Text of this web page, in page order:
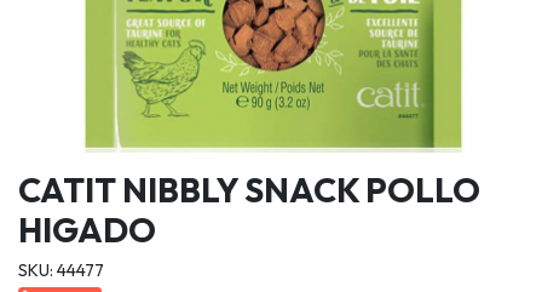
CATIT NIBBLY SNACK POLLO
HIGADO
SKU: 44477